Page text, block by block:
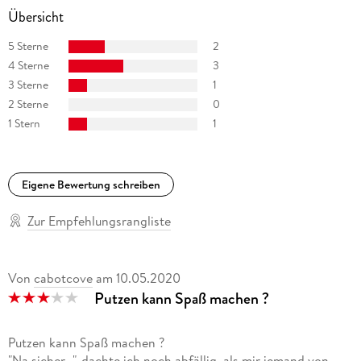
Übersicht
5 Sterne
2
4 Sterne
3
3 Sterne
1
2 Sterne
0
1 Stern
1
Eigene Bewertung schreiben
Zur Empfehlungsrangliste
Von cabotcove am 10.05.2020
Putzen kann Spaß machen ?
Putzen kann Spaß machen ?